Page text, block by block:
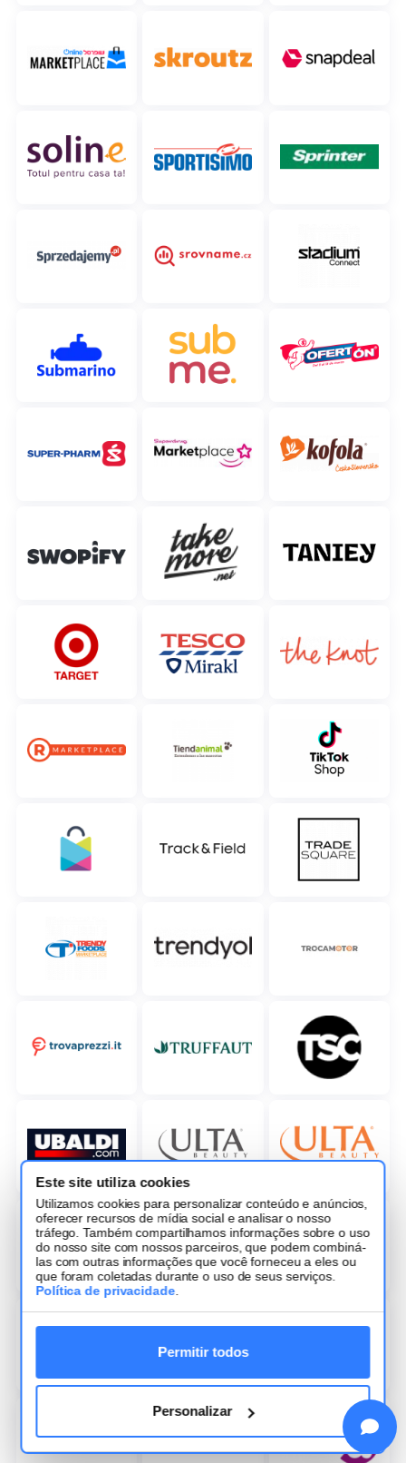
Este site utiliza cookies
Utilizamos cookies para personalizar conteúdo e anúncios,
oferecer recursos de mídia social e analisar o nosso
tráfego. Também compartilhamos informações sobre o uso
do nosso site com nossos parceiros, que podem combiná-
las com outras informações que você forneceu a eles ou
que foram coletadas durante o uso de seus serviços.
Política de privacidade
Permitir todos
Personalizar